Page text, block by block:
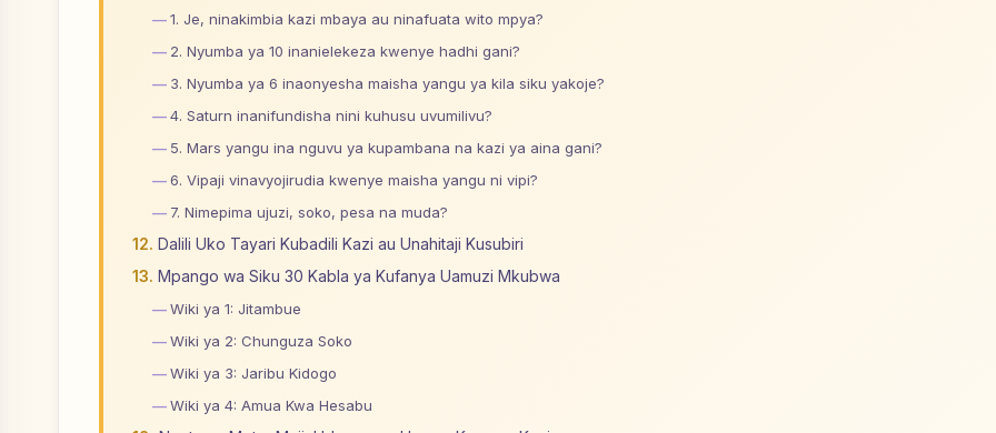
1. Je, ninakimbia kazi mbaya au ninafuata wito mpya?
2. Nyumba ya 10 inanielekeza kwenye hadhi gani?
3. Nyumba ya 6 inaonyesha maisha yangu ya kila siku yakoje?
4. Saturn inanifundisha nini kuhusu uvumilivu?
5. Mars yangu ina nguvu ya kupambana na kazi ya aina gani?
6. Vipaji vinavyojirudia kwenye maisha yangu ni vipi?
7. Nimepima ujuzi, soko, pesa na muda?
Dalili Uko Tayari Kubadili Kazi au Unahitaji Kusubiri
Mpango wa Siku 30 Kabla ya Kufanya Uamuzi Mkubwa
Wiki ya 1: Jitambue
Wiki ya 2: Chunguza Soko
Wiki ya 3: Jaribu Kidogo
Wiki ya 4: Amua Kwa Hesabu